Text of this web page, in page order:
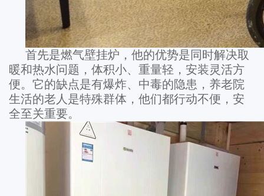
首先是燃气壁挂炉，他的优势是同时解决取
暖和热水问题，体积小、重量轻，安装灵活方
便。它的缺点是有爆炸、中毒的隐患，养老院
生活的老人是特殊群体，他们都行动不便，安
全至关重要。